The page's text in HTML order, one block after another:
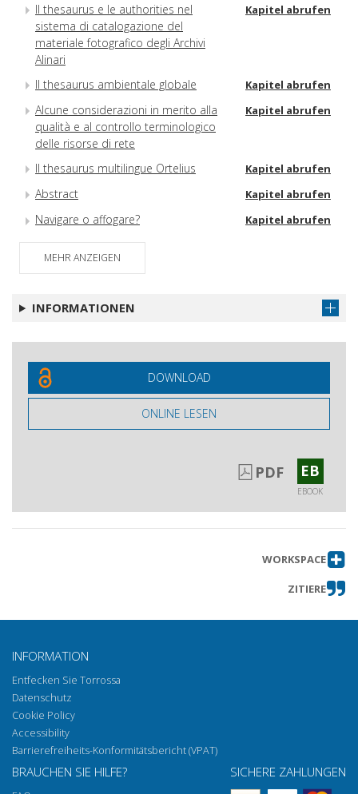
Il thesaurus e le authorities nel
sistema di catalogazione del
materiale fotografico degli Archivi
Alinari
Kapitel abrufen
Il thesaurus ambientale globale Kapitel abrufen
Alcune considerazioni in merito alla
qualità e al controllo terminologico
delle risorse di rete
Kapitel abrufen
Il thesaurus multilingue Ortelius Kapitel abrufen
Abstract Kapitel abrufen
Navigare o affogare? Kapitel abrufen
Il punto di vista degli studenti
Abstract
televisiva vista per caso
Kapitel abrufen
Lista degli iscritti alla tavola rotonda.
Kapitel abrufen
MEHR ANZEIGEN
INFORMATIONEN
DOWNLOAD
ONLINE LESEN
PDF EB
EBOOK
WORKSPACE
ZITIERE
INFORMATION
Entfecken Sie Torrossa
Datenschutz
Cookie Policy
Accessibility
Barrierefreiheits-Konformitätsbericht (VPAT)
BRAUCHEN SIE HILFE? SICHERE ZAHLUNGEN